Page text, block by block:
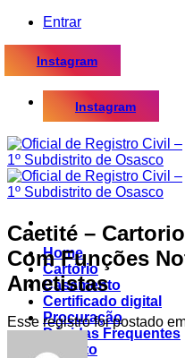
Skip
content
Entrar
Instagram
Instagram
Home
Cartório
Casamento
Certificado digital
Procuração
Dúvidas Frequentes
Contato
Caetité –
Com Funções
Ametistas
Esse registro foi postado